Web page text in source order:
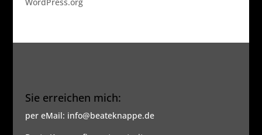
Sie erreichen mich:
per eMail: info@beateknappe.de